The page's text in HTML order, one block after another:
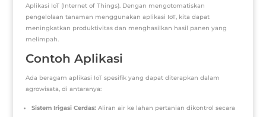
Aplikasi IoT (Internet of Things). Dengan mengotomatiskan
pengelolaan tanaman menggunakan aplikasi IoT, kita dapat
meningkatkan produktivitas dan menghasilkan hasil panen yang
melimpah.
Contoh Aplikasi
Ada beragam aplikasi IoT spesifik yang dapat diterapkan dalam
agrowisata, di antaranya:
Sistem Irigasi Cerdas: Aliran air ke lahan pertanian dikontrol secara